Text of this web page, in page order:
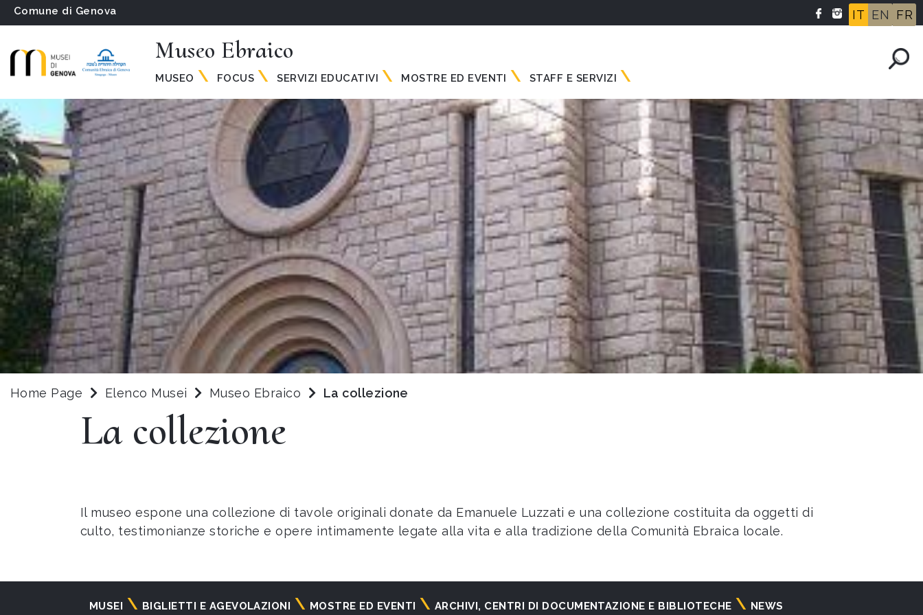
Comune di Genova IT EN FR
Museo Ebraico
MUSEO FOCUS SERVIZI EDUCATIVI MOSTRE ED EVENTI STAFF E SERVIZI
Home Page Elenco Musei Museo Ebraico La collezione
La collezione
Il museo espone una collezione di tavole originali donate da Emanuele Luzzati e una collezione costituita da oggetti di
culto, testimonianze storiche e opere intimamente legate alla vita e alla tradizione della Comunità Ebraica locale.
Navigazione
MUSEI BIGLIETTI E AGEVOLAZIONI MOSTRE ED EVENTI ARCHIVI, CENTRI DI DOCUMENTAZIONE E BIBLIOTECHE NEWS